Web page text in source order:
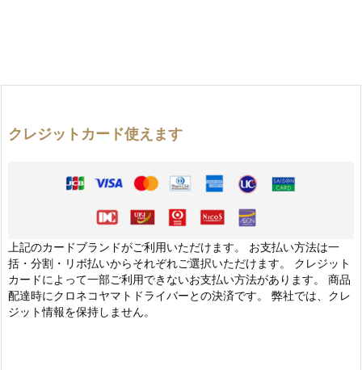
クレジットカード使えます
上記のカードブランドがご利用いただけます。 お支払い方法は一
括・分割・リボ払いからそれぞれご選択いただけます。 クレジット
カードによって一部ご利用できないお支払い方法があります。 商品
配達時にクロネコヤマトドライバーとの決済です。 弊社では、クレ
ジット情報を保持しません。